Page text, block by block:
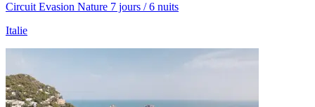
Circuit Evasion Nature 7 jours / 6 nuits
Italie